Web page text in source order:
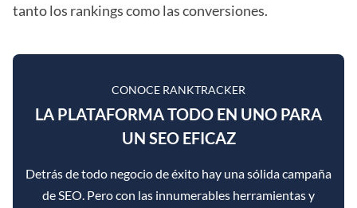
tanto los rankings como las conversiones.
CONOCE RANKTRACKER
LA PLATAFORMA TODO EN UNO PARA
UN SEO EFICAZ
Detrás de todo negocio de éxito hay una sólida campaña
de SEO. Pero con las innumerables herramientas y